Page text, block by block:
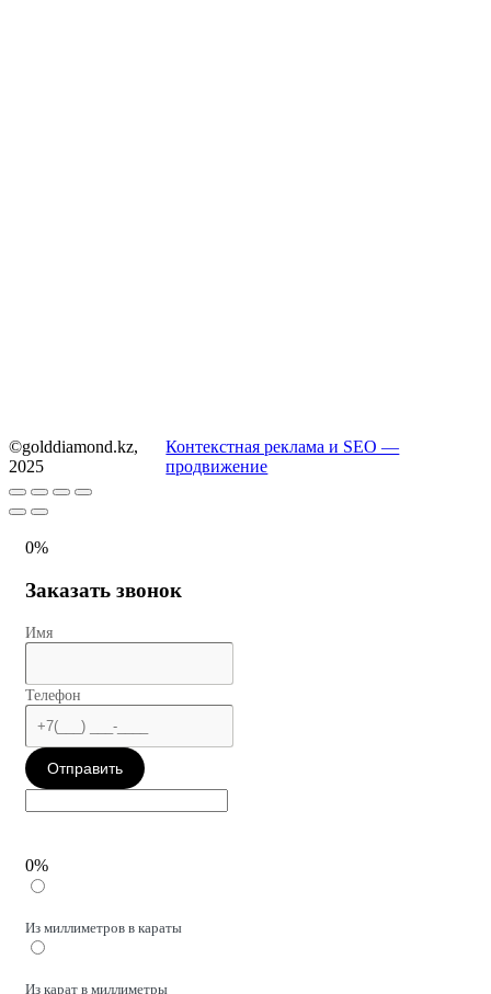
©golddiamond.kz,
2025
Контекстная реклама и SEO —
продвижение
0%
Заказать звонок
Имя
Телефон
Отправить
0%
Из миллиметров в караты
Из карат в миллиметры